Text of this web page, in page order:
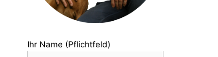
Ihr Name (Pflichtfeld)